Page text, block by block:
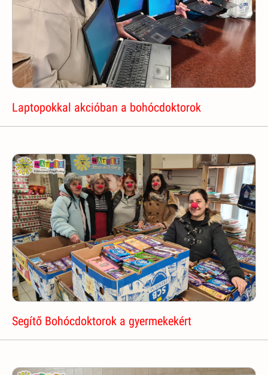
Laptopokkal akcióban a bohócdoktorok
Segítő Bohócdoktorok a gyermekekért